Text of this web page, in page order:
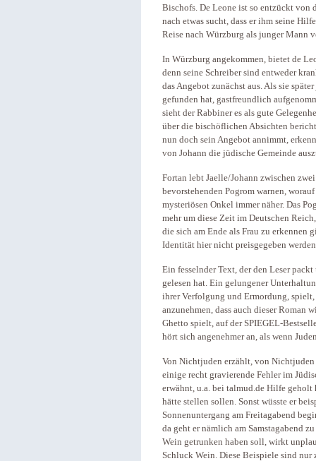
Bischofs. De Leone ist so entzückt von
nach etwas sucht, dass er ihm seine
Reise nach Würzburg als junger Mann
In Würzburg angekommen, bietet de
denn seine Schreiber sind entweder
das Angebot zunächst aus. Als sie
gefunden hat, gastfreundlich
sieht der Rabbiner es als gute
über die bischöflichen Absichten
nun doch sein Angebot annimmt,
von Johann die jüdische Gemeinde
Fortan lebt Jaelle/Johann zwischen
bevorstehenden Pogrom warnen,
mysteriösen Onkel immer näher. Das
mehr um diese Zeit im Deutschen
die sich am Ende als Frau zu erkennen
Identität hier nicht preisgegeben
Ein fesselnder Text, der den Leser
gelesen hat. Ein gelungener
ihrer Verfolgung und Ermordung,
anzunehmen, dass auch dieser Roman
Ghetto spielt, auf der SPIEGEL-
hört sich angenehmer an, als wenn
Von Nichtjuden erzählt, von Nichtjuden
einige recht gravierende Fehler im
erwähnt, u.a. bei talmud.de Hilfe
hätte stellen sollen. Sonst wüsste er
Sonnenuntergang am Freitagabend
da geht er nämlich am Samstagabend
Wein getrunken haben soll, wirkt
Schluck Wein. Diese Beispiele sind